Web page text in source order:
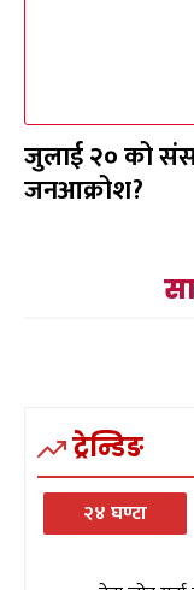
जुलाई २० को
जनआक्रोश?
ट्रेन्डिङ
२४ घण्टा